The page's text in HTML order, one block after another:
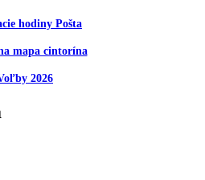
hodiny Pošta
mapa cintorína
2026